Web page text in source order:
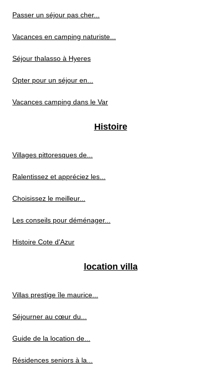
Passer un séjour pas cher...
Vacances en camping naturiste...
Séjour thalasso à Hyeres
Opter pour un séjour en...
Vacances camping dans le Var
Histoire
Villages pittoresques de...
Ralentissez et appréciez les...
Choisissez le meilleur...
Les conseils pour déménager...
Histoire Cote d'Azur
location villa
Villas prestige île maurice...
Séjourner au cœur du...
Guide de la location de...
Résidences seniors à la...